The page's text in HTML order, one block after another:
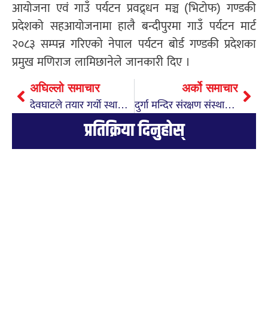
आयोजना एवं गाउँ पर्यटन प्रवद्र्धन मञ्च (भिटोफ) गण्डकी
प्रदेशको सहआयोजनामा हालै बन्दीपुरमा गाउँ पर्यटन मार्ट
२०८३ सम्पन्न गरिएको नेपाल पर्यटन बोर्ड गण्डकी प्रदेशका
प्रमुख मणिराज लामिछानेले जानकारी दिए ।
अघिल्लो समाचार
देवघाटले तयार गर्यो स्थानीय पाठ्यक्रम
अर्को समाचार
दुर्गा मन्दिर संरक्षण संस्थाको चौथो साधारण सभा सम्पन्न
प्रतिक्रिया दिनुहोस्